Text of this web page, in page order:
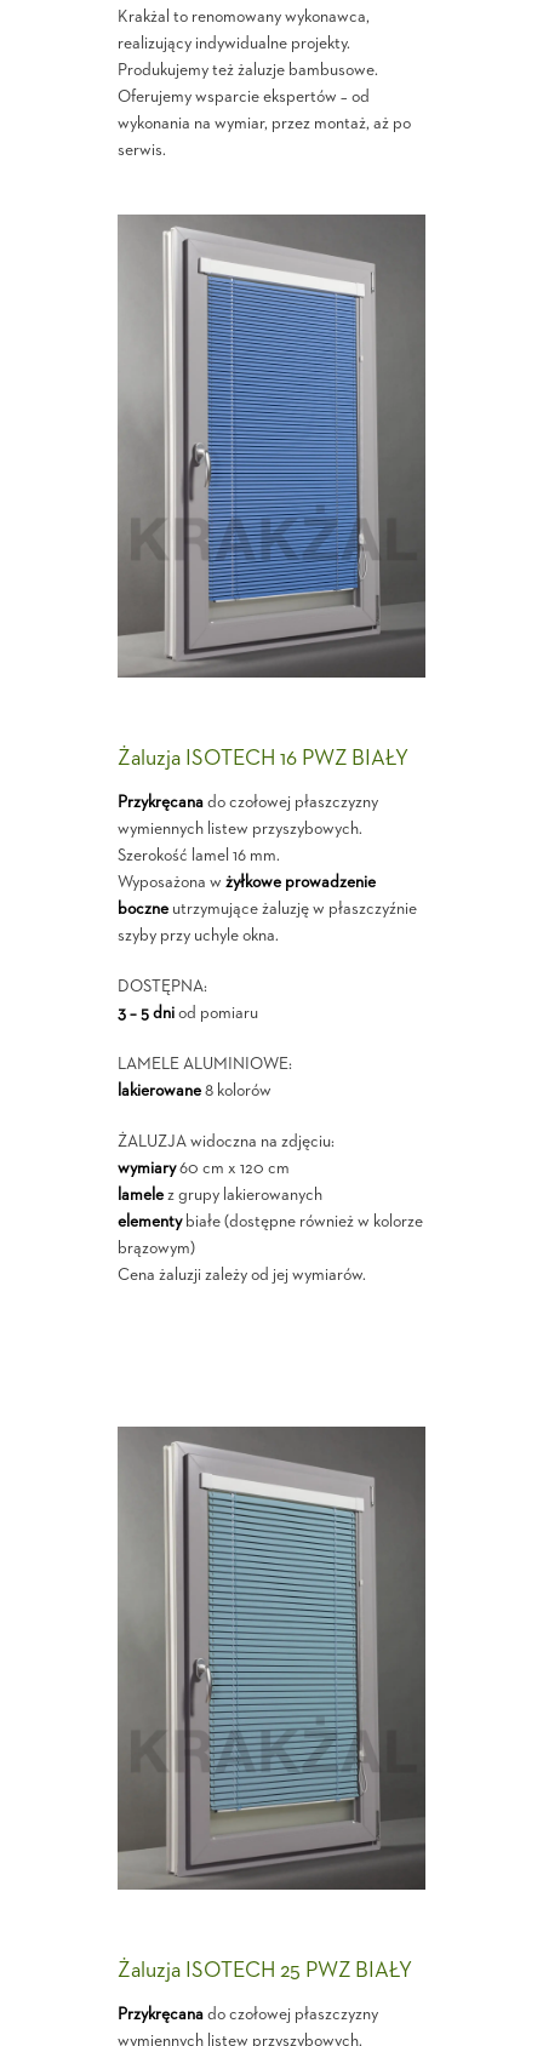
Krakżal to renomowany wykonawca,
realizujący indywidualne projekty.
Produkujemy też żaluzje bambusowe.
Oferujemy wsparcie ekspertów – od
wykonania na wymiar, przez montaż, aż po
serwis.
Żaluzja ISOTECH 16 PWZ BIAŁY
Przykręcanado czołowej płaszczyzny
wymiennych listew przyszybowych.
Szerokość lamel 16 mm.
Wyposażona w żyłkowe prowadzenie
boczneutrzymujące żaluzję w płaszczyźnie
szyby przy uchyle okna.
DOSTĘPNA:
3 – 5 dniod pomiaru
LAMELE ALUMINIOWE:
lakierowane8 kolorów
ŻALUZJA widoczna na zdjęciu:
wymiary60 cm x 120 cm
lamelez grupy lakierowanych
elementybiałe (dostępne również w kolorze
brązowym)
Cena żaluzji zależy od jej wymiarów.
Żaluzja ISOTECH 25 PWZ BIAŁY
Przykręcanado czołowej płaszczyzny
wymiennych listew przyszybowych.